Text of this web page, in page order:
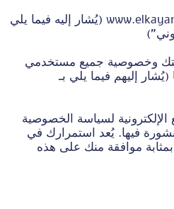
١.١. الموقع الإلكتروني www.elkayam.co (يُشار إليه فيما يلي
وخصوصية جميع مستخدمي
(يُشار إليهم فيما يلي بـ
الإلكترونية لسياسة الخصوصية
فيها. يُعد استمرارك في
موافقة منك على هذه